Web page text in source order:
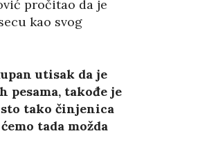
pročitao da je
kao svog
utisak da je
takođe je
tako činjenica
tada možda